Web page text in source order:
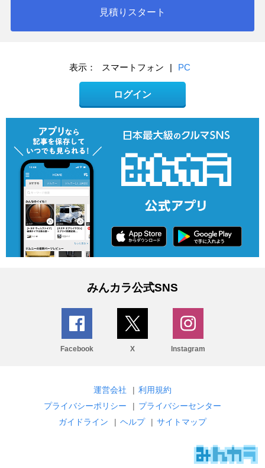
見積りスタート
表示： スマートフォン | PC
ログイン
みんカラ公式SNS
Facebook X Instagram
運営会社 | 利用規約
プライバシーポリシー
| プライバシーセンター
ガイドライン
| ヘルプ | サイトマップ